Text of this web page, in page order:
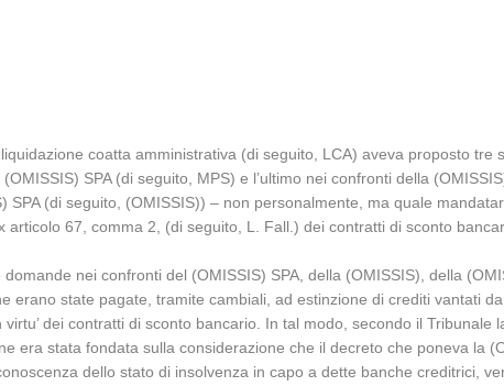
coatta amministrativa (di seguito, LCA) aveva proposto
SPA (di seguito, MPS) e l’ultimo nei confronti della
(di seguito, (OMISSIS)) – non personalmente, ma quale
67, comma 2, (di seguito, L. Fall.) dei contratti di sconto
nei confronti del (OMISSIS) SPA, della (OMISSIS), della
erano state pagate, tramite cambiali, ad estinzione di crediti vantati
dei contratti di sconto bancario. In tal modo, secondo il
era stata fondata sulla considerazione che il decreto che poneva la
dello stato di insolvenza in capo a dette banche creditrici,